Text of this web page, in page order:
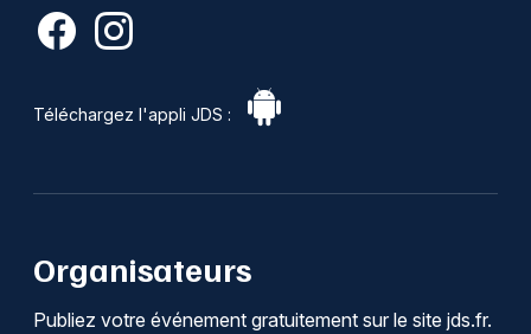
Téléchargez l'appli JDS :
Organisateurs
Publiez votre événement gratuitement sur le site jds.fr.